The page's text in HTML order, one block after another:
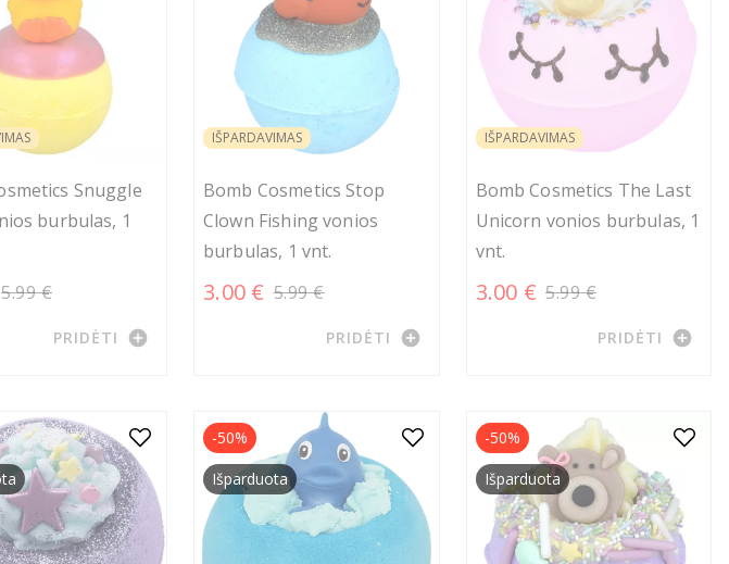
Snuggle
burbulas, 1
5.99 €
PRIDĖTI add_circle
IŠPARDAVIMAS
Bomb Cosmetics Stop
Clown Fishing vonios
burbulas, 1 vnt.
3.00 € 5.99 €
PRIDĖTI add_circle
IŠPARDAVIMAS
Bomb Cosmetics The Last
Unicorn vonios burbulas, 1
vnt.
3.00 € 5.99 €
PRIDĖTI add_circle
-50%
Išparduota
-50%
Išparduota